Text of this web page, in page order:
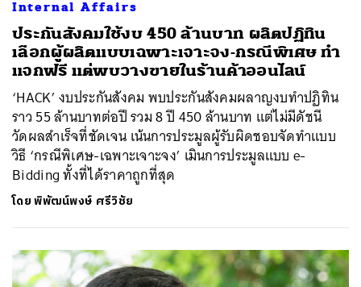
Internal Affairs
ประกันสังคมใช้งบ 450 ล้านบาท ผลิตปฏิทิน
เลือกผู้ผลิตแบบเฉพาะเจาะจง-กรณีพิเศษ ทำ
แจกฟรี แต่พบวางขายในร้านค้าออนไลน์
‘HACK’ งบประกันสังคม พบประกันสังคมผลาญงบทำปฏิทิน
ราว 55 ล้านบาทต่อปี รวม 8 ปี 450 ล้านบาท แต่ไม่มีดัชนี
วัดผลสำเร็จที่ชัดเจน เน้นการประมูลผู้รับผิดชอบจัดทำแบบ
วิธี ‘กรณีพิเศษ-เฉพาะเจาะจง’ เมินการประมูลแบบ e-
Bidding ทั้งที่ได้ราคาถูกที่สุด
โดยพิพัฒน์พงษ์ ศรีวิชัย